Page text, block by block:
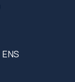
ENS